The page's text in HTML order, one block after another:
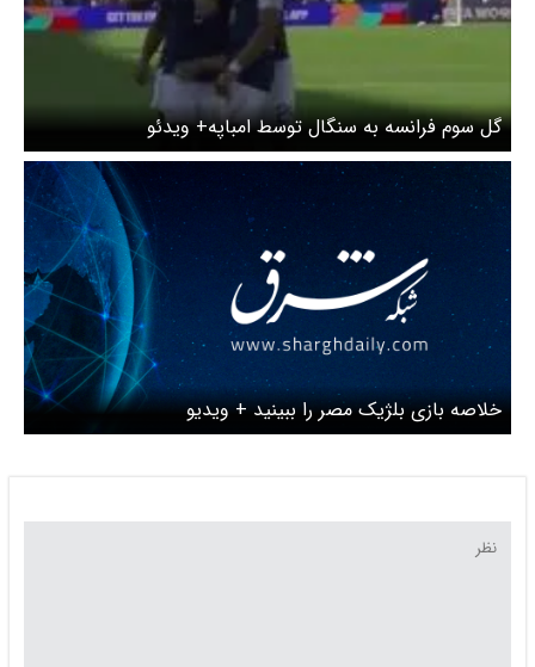
گل سوم فرانسه به سنگال توسط امباپه+ ویدئو
خلاصه بازی بلژیک مصر را ببینید + ویدیو